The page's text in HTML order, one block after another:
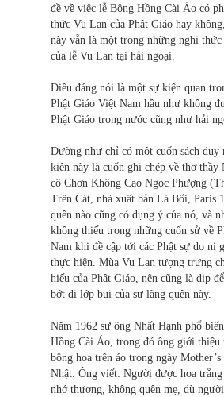
đề về việc lễ Bông Hồng Cài Áo có
thức Vu Lan của Phật Giáo hay
này vẫn là một trong những nghi
của lễ Vu Lan tại hải ngoại.
Điều đáng nói là một sự kiện quan
Phật Giáo Việt Nam hầu như không
Phật Giáo trong nước cũng như hải
Dường như chỉ có một cuốn sách duy
kiện này là cuốn ghi chép về thơ thầy
cô Chơn Không Cao Ngọc Phượng
Trên Cát, nhà xuất bản Lá Bối, Paris
quên nào cũng có dụng ý của nó, và
không thiếu trong những cuốn sử về
Nam khi đề cập tới các Phật sự do ni
thực hiện. Mùa Vu Lan tượng trưng
hiếu của Phật Giáo, nên cũng là dịp
bớt đi lớp bụi của sự lãng quên này.
Năm 1962 sư ông Nhất Hạnh phổ
Hồng Cài Áo, trong đó ông giới thiệu
bông hoa trên áo trong ngày
Nhật. Ông viết: Người được hoa trắng
nhớ thương, không quên mẹ, dù